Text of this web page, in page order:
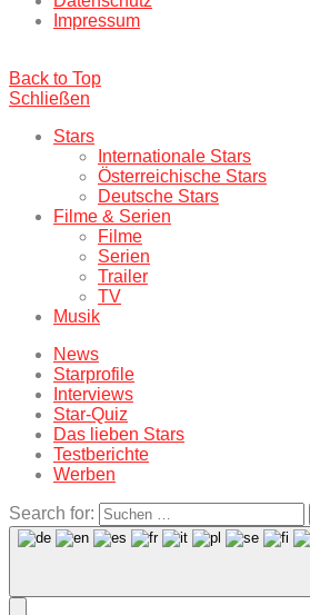
Impressum
Back to Top
Schließen
Stars
Internationale Stars
Österreichische Stars
Deutsche Stars
Filme & Serien
Filme
Serien
Trailer
TV
Musik
News
Starprofile
Interviews
Star-Quiz
Das lieben Stars
Testberichte
Werben
Search for: